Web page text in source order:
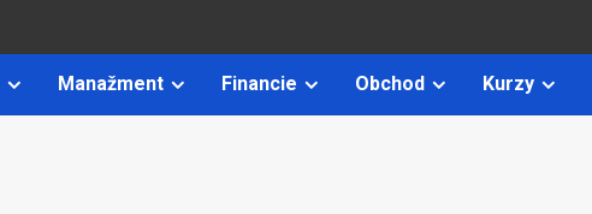
Manažment Financie Obchod Kurzy